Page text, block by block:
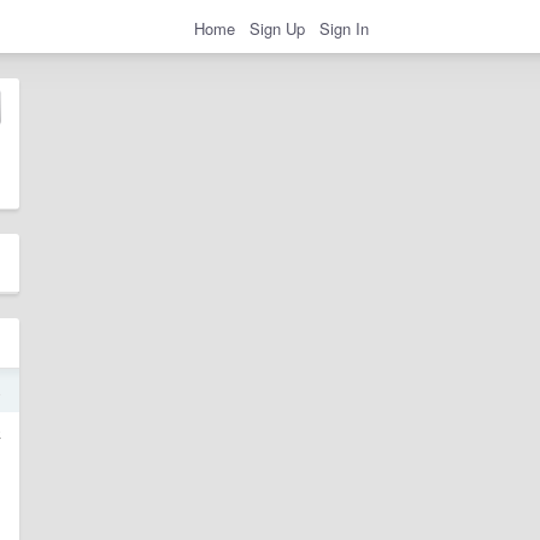
Home Sign Up Sign In